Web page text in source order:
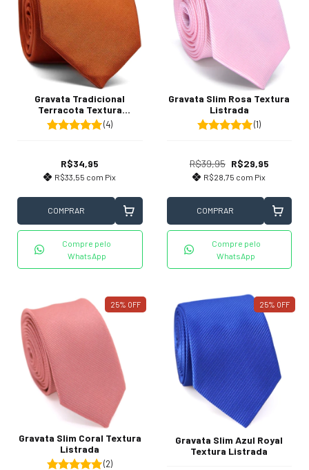
Gravata Tradicional
Terracota Textura
Listrada (4)
R$34,95
R$33,55 com Pix
COMPRAR
Compre pelo
WhatsApp
Gravata Slim Rosa Textura
Listrada
(1)
R$39,95 R$29,95
R$28,75 com Pix
COMPRAR
Compre pelo
WhatsApp
25% OFF
Gravata Slim Coral Textura
Listrada
(2)
25% OFF
Gravata Slim Azul Royal
Textura Listrada